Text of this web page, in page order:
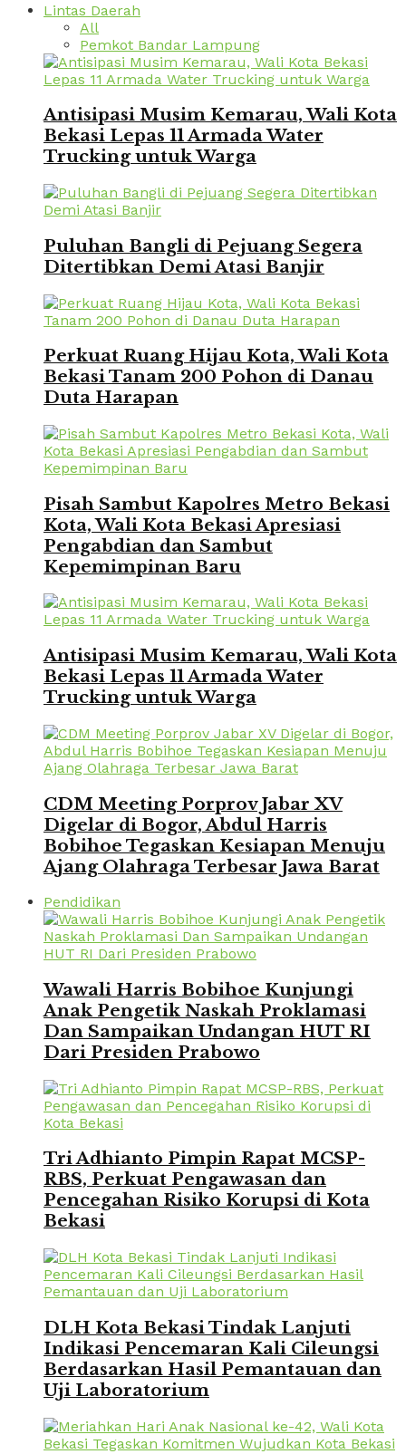
Lintas Daerah
All
Pemkot Bandar Lampung
Antisipasi Musim Kemarau, Wali Kota
Bekasi Lepas 11 Armada Water
Trucking untuk Warga
Puluhan Bangli di Pejuang Segera
Ditertibkan Demi Atasi Banjir
Perkuat Ruang Hijau Kota, Wali Kota
Bekasi Tanam 200 Pohon di Danau
Duta Harapan
Pisah Sambut Kapolres Metro Bekasi
Kota, Wali Kota Bekasi Apresiasi
Pengabdian dan Sambut
Kepemimpinan Baru
Antisipasi Musim Kemarau, Wali Kota
Bekasi Lepas 11 Armada Water
Trucking untuk Warga
CDM Meeting Porprov Jabar XV
Digelar di Bogor, Abdul Harris
Bobihoe Tegaskan Kesiapan Menuju
Ajang Olahraga Terbesar Jawa Barat
Pendidikan
Wawali Harris Bobihoe Kunjungi
Anak Pengetik Naskah Proklamasi
Dan Sampaikan Undangan HUT RI
Dari Presiden Prabowo
Tri Adhianto Pimpin Rapat MCSP-
RBS, Perkuat Pengawasan dan
Pencegahan Risiko Korupsi di Kota
Bekasi
DLH Kota Bekasi Tindak Lanjuti
Indikasi Pencemaran Kali Cileungsi
Berdasarkan Hasil Pemantauan dan
Uji Laboratorium